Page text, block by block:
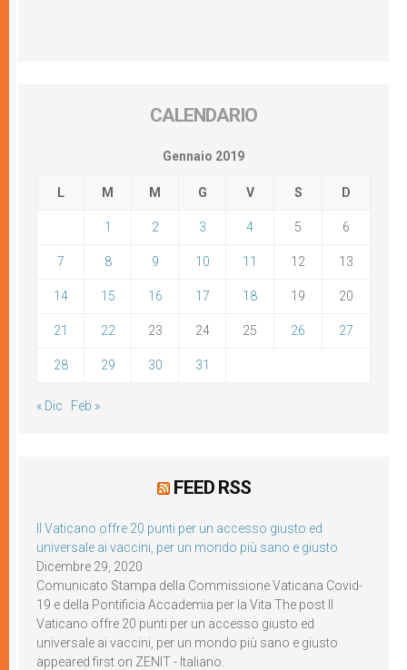
CALENDARIO
Gennaio 2019
L M M G V S D
1 2 3 4 5 6
7 8 9 10 11 12 13
14 15 16 17 18 19 20
21 22 23 24 25 26 27
28 29 30 31
« Dic Feb »
FEED RSS
Il Vaticano offre 20 punti per un accesso giusto ed
universale ai vaccini, per un mondo più sano e giusto
Dicembre 29, 2020
Comunicato Stampa della Commissione Vaticana Covid-
19 e della Pontificia Accademia per la Vita The post Il
Vaticano offre 20 punti per un accesso giusto ed
universale ai vaccini, per un mondo più sano e giusto
appeared first on ZENIT - Italiano.